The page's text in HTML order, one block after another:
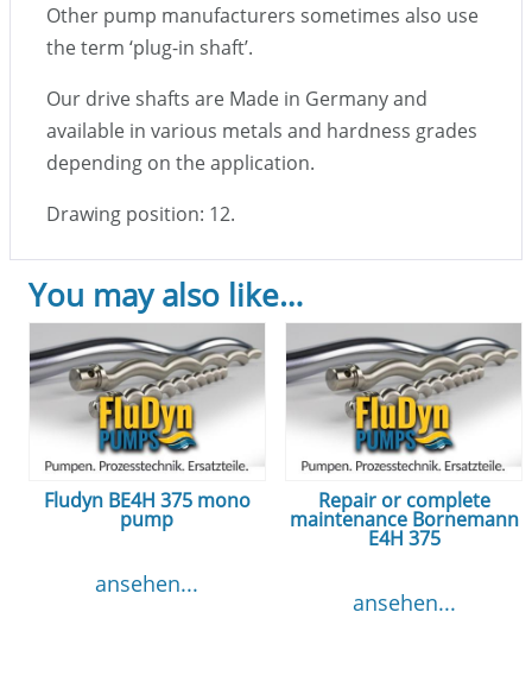
Other pump manufacturers sometimes also use
the term ‘plug-in shaft’.
Our drive shafts are Made in Germany and
available in various metals and hardness grades
depending on the application.
Drawing position: 12.
You may also like…
Fludyn BE4H 375 mono
pump
ansehen...
Repair or complete
maintenance Bornemann
E4H 375
ansehen...